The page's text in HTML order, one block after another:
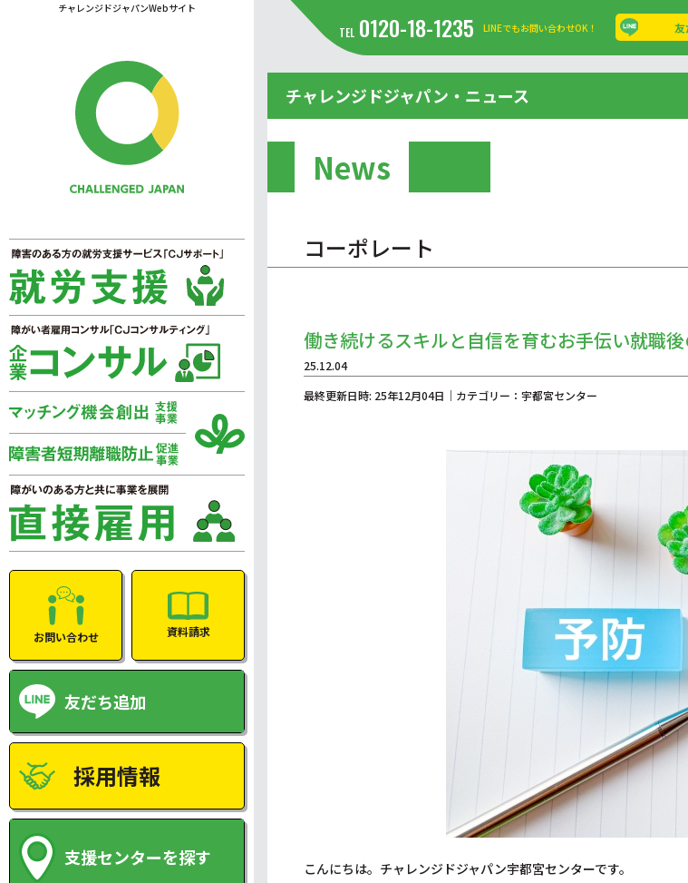
チャレンジドジャパンWebサイト
お問い合わせ 資料請求
友だち追加
採用情報
支援センターを探す
TEL 0120-18-1235 LINEでもお問い合わせOK！ 友
チャレンジドジャパン・ニュース
News
コーポレート
働き続けるスキルと自信を育むお手伝い就職
25.12.04
最終更新日時: 25年12月04日｜カテゴリー：宇都宮センター
こんにちは。チャレンジドジャパン宇都宮センターです。